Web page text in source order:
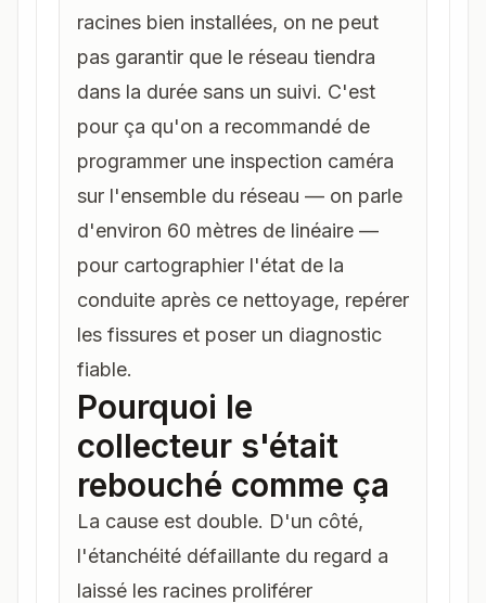
racines bien installées, on ne peut
pas garantir que le réseau tiendra
dans la durée sans un suivi. C'est
pour ça qu'on a recommandé de
programmer une inspection caméra
sur l'ensemble du réseau — on parle
d'environ 60 mètres de linéaire —
pour cartographier l'état de la
conduite après ce nettoyage, repérer
les fissures et poser un diagnostic
fiable.
Pourquoi le
collecteur s'était
rebouché comme ça
La cause est double. D'un côté,
l'étanchéité défaillante du regard a
laissé les racines proliférer